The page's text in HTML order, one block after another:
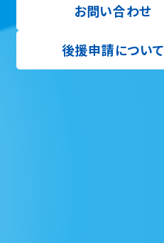
お問い合わせ
後援申請について